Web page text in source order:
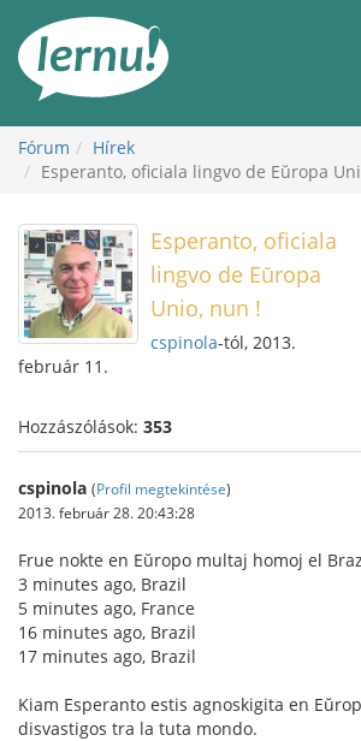
Fórum
Hírek
Esperanto, oficiala lingvo de Eŭropa
Esperanto, oficiala
lingvo de Eŭropa
Unio, nun !
cspinola-tól, 2013.
február 11.
Hozzászólások: 353
cspinola (Profil megtekintése)
2013. február 28. 20:43:28
Frue nokte en Eŭropo multaj homoj el
3 minutes ago, Brazil
5 minutes ago, France
16 minutes ago, Brazil
17 minutes ago, Brazil
Kiam Esperanto estis agnoskigita en
disvastigos tra la tuta mondo.